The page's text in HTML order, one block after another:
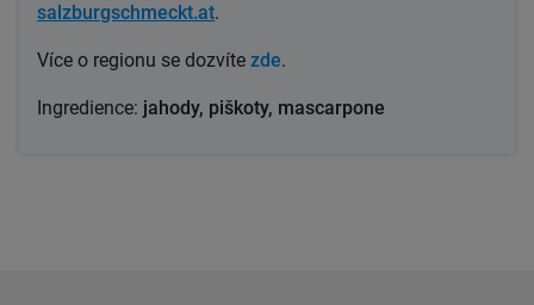
salzburgschmeckt.at.
Více o regionu se dozvíte zde.
Ingredience: jahody, piškoty, mascarpone